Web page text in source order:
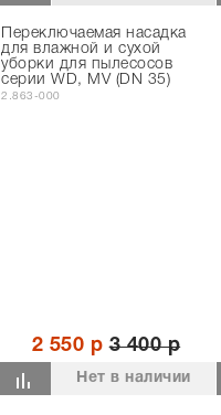
Переключаемая насадка
для влажной и сухой
уборки для пылесосов
серии WD, MV (DN 35)
2.863-000
2 550 р 3 400 р
Нет в наличии